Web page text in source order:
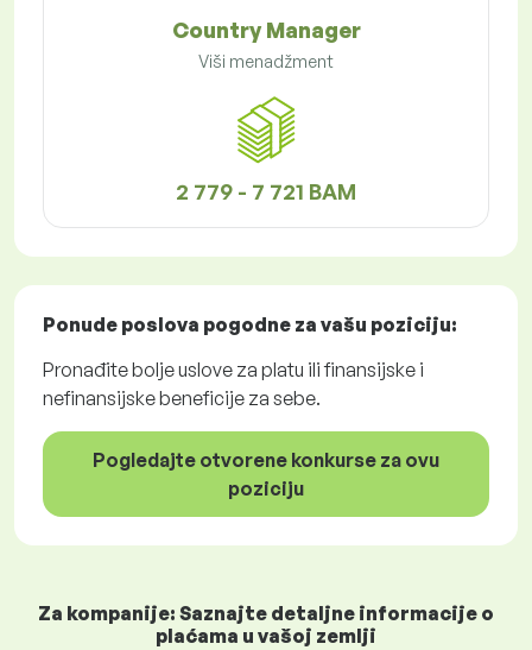
Country Manager
Viši menadžment
2 779 - 7 721 BAM
Ponude poslova pogodne za vašu poziciju:
Pronađite bolje uslove za platu ili finansijske i
nefinansijske beneficije za sebe.
Pogledajte otvorene konkurse za ovu
poziciju
Za kompanije: Saznajte detaljne informacije o
plaćama u vašoj zemlji